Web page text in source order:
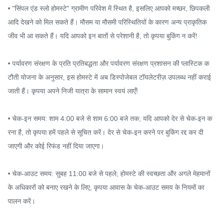
• "सिंपल एंड स्लो होमस्टे" ग्रामीण परिवेश में स्थित है, इसलिए आपको मच्छर, छिपकली
आदि देखने को मिल सकते हैं। मौसम या मौसमी परिस्थितियों के कारण अन्य प्राकृतिक
जीव भी आ सकते हैं। यदि आपको इन बातों से परेशानी है, तो कृपया बुकिंग न करें!
• पर्यावरण संरक्षण के प्रति प्रतिबद्धता और पर्यावरण संरक्षण प्रशासन की प्लास्टिक क
टौती योजना के अनुसार, इस होमस्टे में अब डिस्पोजेबल टॉयलेटरीज़ उपलब्ध नहीं कराई
जाती हैं। कृपया अपने निजी यात्रा के सामान स्वयं लाएँ!
• चेक-इन समय: शाम 4:00 बजे से शाम 6:00 बजे तक; यदि आपको देर से चेक-इन क
रना है, तो कृपया हमें पहले से सूचित करें। देर से चेक-इन करने पर बुकिंग रद्द कर दी
जाएगी और कोई रिफंड नहीं दिया जाएगा।
• चेक-आउट समय: सुबह 11:00 बजे से पहले; होमस्टे की स्वच्छता और अगले मेहमानों
के अधिकारों को बनाए रखने के लिए, कृपया आवास के चेक-आउट समय के नियमों का
पालन करें।